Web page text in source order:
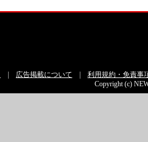
広告掲載について
利用規約・免責事
Copyright (c)